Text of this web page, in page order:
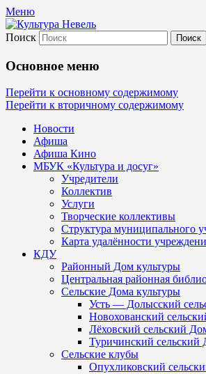
Меню
Культура Невель
МБУК Невельского
и досуг"
Поиск
Основное меню
Перейти к основному содержимому
Перейти к вторичному содержимому
Новости
Афиша
Афиша Кино
МБУК «Культура и досуг»
Учредители
Коллектив
Услуги
Творческие коллективы
Структура муниципального
Карта удалённости
КДУ
Районный Дом культуры
Центральная районная
Сельские Дома культуры
Усть — Долысский
Новохованский
Лёховский сельский
Туричинский сельский
Сельские клубы
Опухликовский